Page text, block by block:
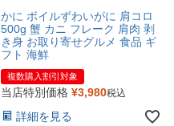
かに ボイルずわいがに 肩コロ
500g 蟹 カニ フレーク 肩肉 剥
き身 お取り寄せグルメ 食品 ギ
フト 海鮮
複数購入割引対象
当店特別価格 ¥3,980税込
詳細を見る